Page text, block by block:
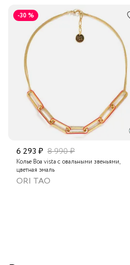
В пункт выдачи заказов Boxberry
Транспортной компанией по
Подробнее о сроках доставки
-30 %
6 293 ₽ 8 990 ₽
Колье Boa vista с овальными звеньями,
цветная эмаль
ORI TAO